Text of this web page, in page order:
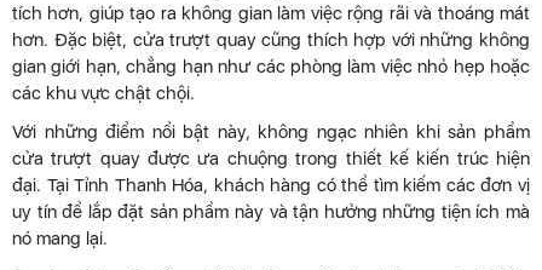
tích hơn, giúp tạo ra không gian làm việc rộng rãi và thoáng mát
hơn. Đặc biệt, cửa trượt quay cũng thích hợp với những không
gian giới hạn, chẳng hạn như các phòng làm việc nhỏ hẹp hoặc
các khu vực chật chội.
Với những điểm nổi bật này, không ngạc nhiên khi sản phẩm
cửa trượt quay được ưa chuộng trong thiết kế kiến trúc hiện
đại. Tại Tỉnh Thanh Hóa, khách hàng có thể tìm kiếm các đơn vị
uy tín để lắp đặt sản phẩm này và tận hưởng những tiện ích mà
nó mang lại.